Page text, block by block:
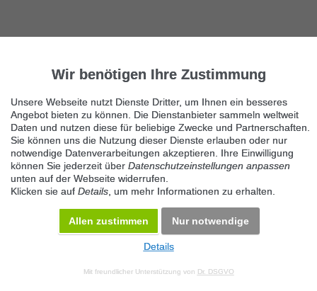
Nächste Seite
Sonstige Antiquitäten, Kunst
Immer die neuesten Anzeigen erhalten?
Kein Angebot verpassen, täglich per E-Mail.
Benachrichtigung aktivieren
KOSTENLOS INSERIEREN
Datenschutz Impressum Kontakt Datenschutz anpassen Desktop Version
Wir benötigen Ihre Zustimmung
Unsere Webseite nutzt Dienste Dritter, um Ihnen ein besseres
Angebot bieten zu können. Die Dienstanbieter sammeln weltweit
Daten und nutzen diese für beliebige Zwecke und Partnerschaften.
Sie können uns die Nutzung dieser Dienste erlauben oder nur
notwendige Datenverarbeitungen akzeptieren. Ihre Einwilligung
können Sie jederzeit über Datenschutzeinstellungen anpassen
unten auf der Webseite widerrufen.
Klicken sie auf Details , um mehr Informationen zu erhalten.
Allen zustimmen Nur notwendige
Details
Mit freundlicher Unterstützung von Dr. DSGVO